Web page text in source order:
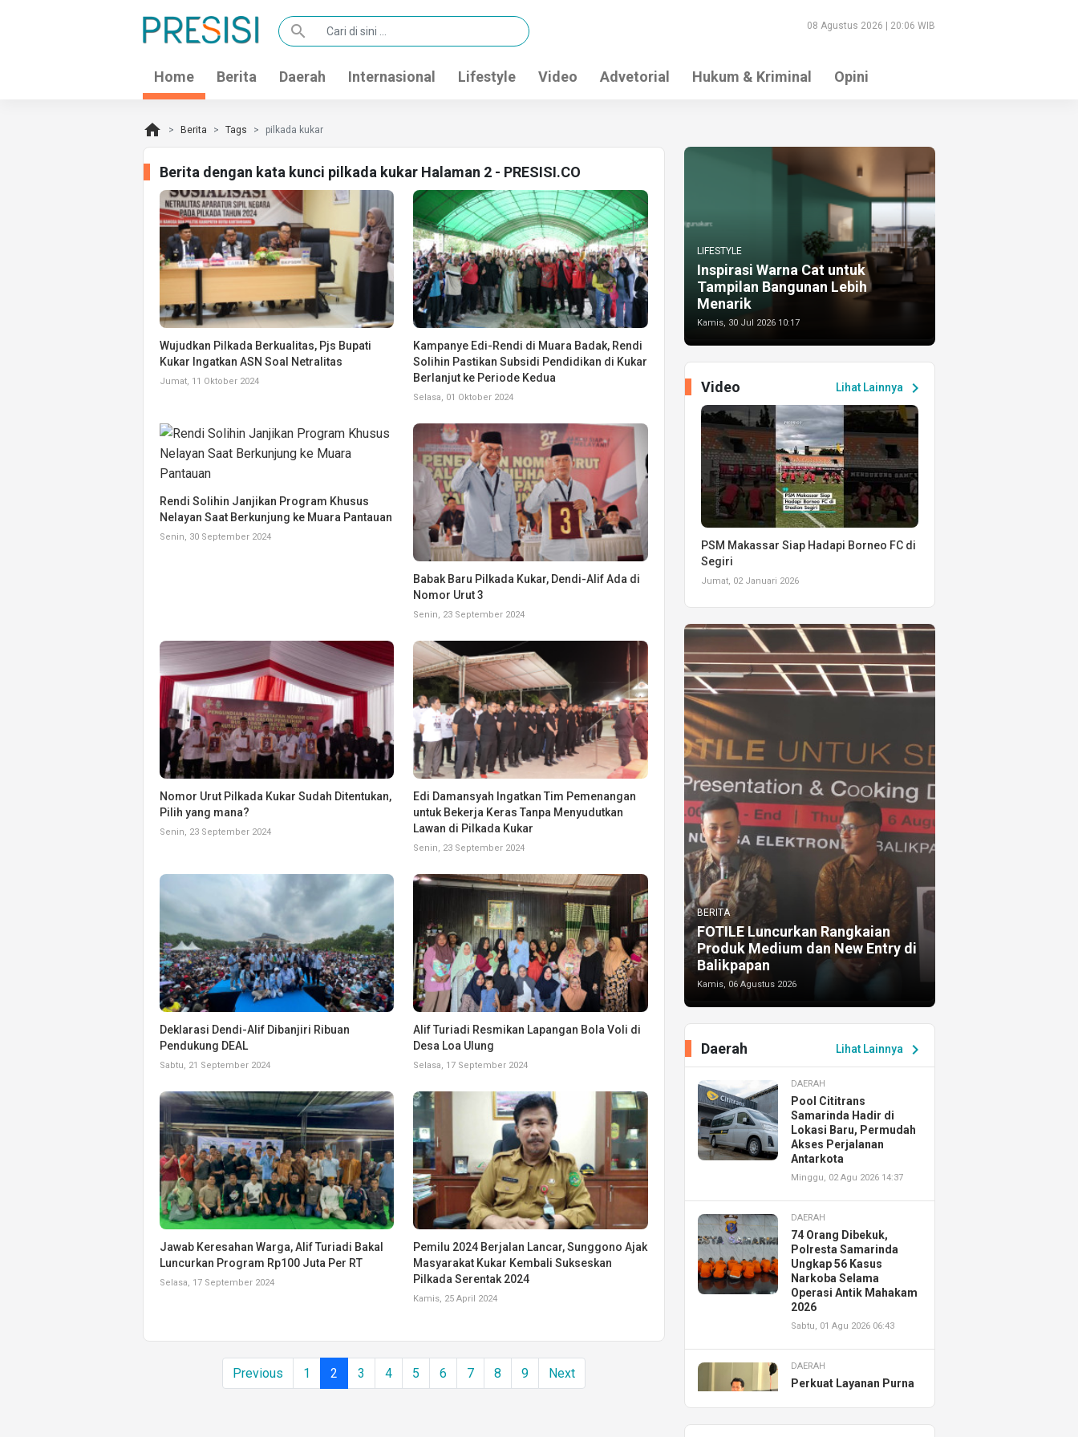
search 08 Agustus 2026 | 20:06 WIB
Home Berita Daerah Internasional Lifestyle Video Advetorial Hukum & Kriminal Opini
home Berita Tags pilkada kukar
Berita dengan kata kunci pilkada kukar Halaman 2 - PRESISI.CO
Wujudkan Pilkada Berkualitas, Pjs Bupati
Kukar Ingatkan ASN Soal Netralitas
Jumat, 11 Oktober 2024
Kampanye Edi-Rendi di Muara Badak, Rendi
Solihin Pastikan Subsidi Pendidikan di Kukar
Berlanjut ke Periode Kedua
Selasa, 01 Oktober 2024
Rendi Solihin Janjikan Program Khusus
Nelayan Saat Berkunjung ke Muara Pantauan
Senin, 30 September 2024
Babak Baru Pilkada Kukar, Dendi-Alif Ada di
Nomor Urut 3
Senin, 23 September 2024
Nomor Urut Pilkada Kukar Sudah Ditentukan,
Pilih yang mana?
Senin, 23 September 2024
Edi Damansyah Ingatkan Tim Pemenangan
untuk Bekerja Keras Tanpa Menyudutkan
Lawan di Pilkada Kukar
Senin, 23 September 2024
Deklarasi Dendi-Alif Dibanjiri Ribuan
Pendukung DEAL
Sabtu, 21 September 2024
Alif Turiadi Resmikan Lapangan Bola Voli di
Desa Loa Ulung
Selasa, 17 September 2024
Jawab Keresahan Warga, Alif Turiadi Bakal
Luncurkan Program Rp100 Juta Per RT
Selasa, 17 September 2024
Pemilu 2024 Berjalan Lancar, Sunggono Ajak
Masyarakat Kukar Kembali Sukseskan
Pilkada Serentak 2024
Kamis, 25 April 2024
Previous 1 2 3 4 5 6 7 8 9 Next
LIFESTYLE
Inspirasi Warna Cat untuk
Tampilan Bangunan Lebih
Menarik
Kamis, 30 Jul 2026 10:17
Lihat Lainnya chevron_right
Video
PSM Makassar Siap Hadapi Borneo FC di
Segiri
Jumat, 02 Januari 2026
BERITA
FOTILE Luncurkan Rangkaian
Produk Medium dan New Entry di
Balikpapan
Kamis, 06 Agustus 2026
Lihat Lainnya chevron_right
Daerah
DAERAH
Pool Cititrans
Samarinda Hadir di
Lokasi Baru, Permudah
Akses Perjalanan
Antarkota
Minggu, 02 Agu 2026 14:37
DAERAH
74 Orang Dibekuk,
Polresta Samarinda
Ungkap 56 Kasus
Narkoba Selama
Operasi Antik Mahakam
2026
Sabtu, 01 Agu 2026 06:43
DAERAH
Perkuat Layanan Purna
Resmikan AHASS